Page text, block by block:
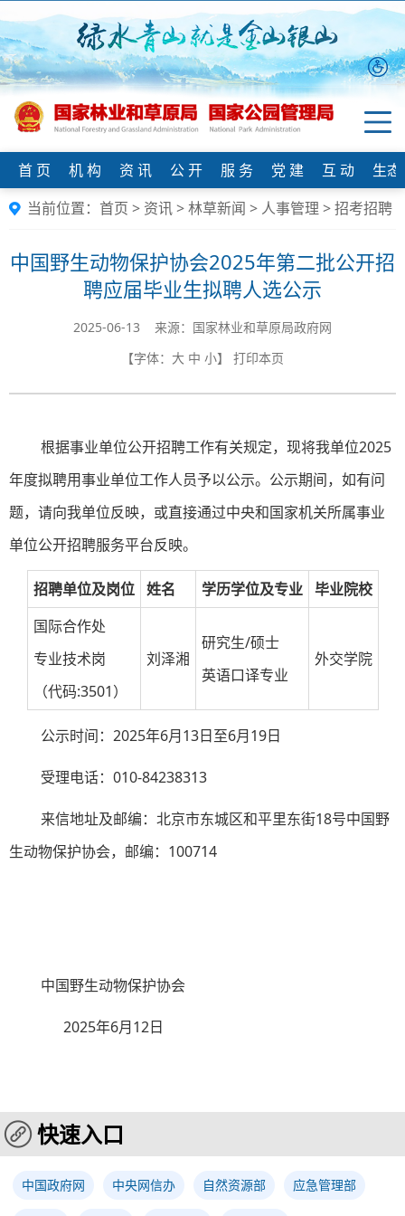
首 页 机 构 资 讯 公 开 服 务 党 建 互 动
生
当前位置： 首页 > 资讯>林草新闻 > 人事管理>招考招聘
中国野生动物保护协会2025年第二批公开招
聘应届毕业生拟聘人选公示
2025-06-13 来源：国家林业和草原局政府网
【字体： 大 中 小】 打印本页
根据事业单位公开招聘工作有关规定，现将我单位2025
年度拟聘用事业单位工作人员予以公示。公示期间，如有问
题，请向我单位反映，或直接通过中央和国家机关所属事业
单位公开招聘服务平台反映。
招聘单位及岗位 姓名 学历学位及专业
毕业院校
国际合作处
专业技术岗
（代码:3501）
刘泽湘
研究生/硕士
英语口译专业
外交学院
公示时间：2025年6月13日至6月19日
受理电话：010-84238313
来信地址及邮编：北京市东城区和平里东街18号中国野
生动物保护协会，邮编：100714
中国野生动物保护协会
2025年6月12日
快速入口
中国政府网 中央网信办 自然资源部 应急管理部